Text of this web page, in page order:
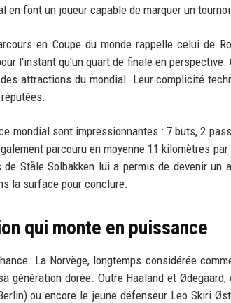
en font un joueur capable de marquer un
en Coupe du monde rappelle celui de
l'instant qu'un quart de finale en perspective.
attractions du mondial. Leur complicité
mondial sont impressionnantes : 7 buts, 2
parcouru en moyenne 11 kilomètres
Ståle Solbakken lui a permis de devenir un
la surface pour conclure.
qui monte en puissance
La Norvège, longtemps considérée
génération dorée. Outre Haaland et
ou encore le jeune défenseur Leo Skiri